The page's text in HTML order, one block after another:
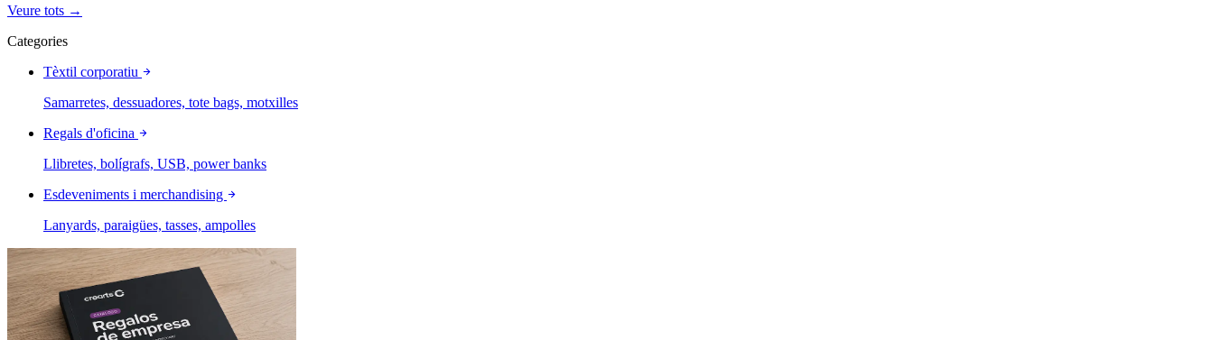
Veure tots →
Categories
Tèxtil corporatiu
Samarretes, dessuadores, tote bags, motxilles
Regals d'oficina
Llibretes, bolígrafs, USB, power banks
Esdeveniments i merchandising
Lanyards, paraigües, tasses, ampolles